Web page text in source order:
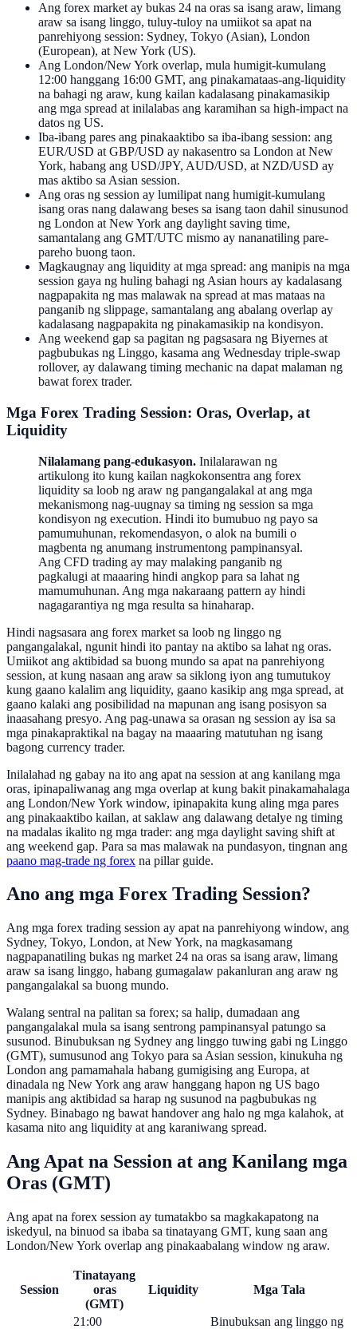
Ang forex market ay bukas 24 na oras sa isang araw, limang
araw sa isang linggo, tuluy-tuloy na umiikot sa apat na
panrehiyong session: Sydney, Tokyo (Asian), London
(European), at New York (US).
Ang London/New York overlap, mula humigit-kumulang
12:00 hanggang 16:00 GMT, ang pinakamataas-ang-liquidity
na bahagi ng araw, kung kailan kadalasang pinakamasikip
ang mga spread at inilalabas ang karamihan sa high-impact na
datos ng US.
Iba-ibang pares ang pinakaaktibo sa iba-ibang session: ang
EUR/USD at GBP/USD ay nakasentro sa London at New
York, habang ang USD/JPY, AUD/USD, at NZD/USD ay
mas aktibo sa Asian session.
Ang oras ng session ay lumilipat nang humigit-kumulang
isang oras nang dalawang beses sa isang taon dahil sinusunod
ng London at New York ang daylight saving time,
samantalang ang GMT/UTC mismo ay nananatiling pare-
pareho buong taon.
Magkaugnay ang liquidity at mga spread: ang manipis na mga
session gaya ng huling bahagi ng Asian hours ay kadalasang
nagpapakita ng mas malawak na spread at mas mataas na
panganib ng slippage, samantalang ang abalang overlap ay
kadalasang nagpapakita ng pinakamasikip na kondisyon.
Ang weekend gap sa pagitan ng pagsasara ng Biyernes at
pagbubukas ng Linggo, kasama ang Wednesday triple-swap
rollover, ay dalawang timing mechanic na dapat malaman ng
bawat forex trader.
Mga Forex Trading Session: Oras, Overlap, at
Liquidity
Nilalamang pang-edukasyon. Inilalarawan ng
artikulong ito kung kailan nagkokonsentra ang forex
liquidity sa loob ng araw ng pangangalakal at ang mga
mekanismong nag-uugnay sa timing ng session sa mga
kondisyon ng execution. Hindi ito bumubuo ng payo sa
pamumuhunan, rekomendasyon, o alok na bumili o
magbenta ng anumang instrumentong pampinansyal.
Ang CFD trading ay may malaking panganib ng
pagkalugi at maaaring hindi angkop para sa lahat ng
mamumuhunan. Ang mga nakaraang pattern ay hindi
nagagarantiya ng mga resulta sa hinaharap.
Hindi nagsasara ang forex market sa loob ng linggo ng
pangangalakal, ngunit hindi ito pantay na aktibo sa lahat ng oras.
Umiikot ang aktibidad sa buong mundo sa apat na panrehiyong
session, at kung nasaan ang araw sa siklong iyon ang tumutukoy
kung gaano kalalim ang liquidity, gaano kasikip ang mga spread, at
gaano kalaki ang posibilidad na mapunan ang isang posisyon sa
inaasahang presyo. Ang pag-unawa sa orasan ng session ay isa sa
mga pinakapraktikal na bagay na maaaring matutuhan ng isang
bagong currency trader.
Inilalahad ng gabay na ito ang apat na session at ang kanilang mga
oras, ipinapaliwanag ang mga overlap at kung bakit pinakamahalaga
ang London/New York window, ipinapakita kung aling mga pares
ang pinakaaktibo kailan, at saklaw ang dalawang detalye ng timing
na madalas ikalito ng mga trader: ang mga daylight saving shift at
ang weekend gap. Para sa mas malawak na pundasyon, tingnan ang
paano mag-trade ng forex na pillar guide.
Ano ang mga Forex Trading Session?
Ang mga forex trading session ay apat na panrehiyong window, ang
Sydney, Tokyo, London, at New York, na magkasamang
nagpapanatiling bukas ng market 24 na oras sa isang araw, limang
araw sa isang linggo, habang gumagalaw pakanluran ang araw ng
pangangalakal sa buong mundo.
Walang sentral na palitan sa forex; sa halip, dumadaan ang
pangangalakal mula sa isang sentrong pampinansyal patungo sa
susunod. Binubuksan ng Sydney ang linggo tuwing gabi ng Linggo
(GMT), sumusunod ang Tokyo para sa Asian session, kinukuha ng
London ang pamamahala habang gumigising ang Europa, at
dinadala ng New York ang araw hanggang hapon ng US bago
manipis ang aktibidad sa harap ng susunod na pagbubukas ng
Sydney. Binabago ng bawat handover ang halo ng mga kalahok, at
kasama nito ang liquidity at ang karaniwang spread.
Ang Apat na Session at ang Kanilang mga
Oras (GMT)
Ang apat na forex session ay tumatakbo sa magkakapatong na
iskedyul, na binuod sa ibaba sa tinatayang GMT, kung saan ang
London/New York overlap ang pinakaabalang window ng araw.
Session
Tinatayang
oras
(GMT)
Liquidity Mga Tala
21:00 Binubuksan ang linggo ng